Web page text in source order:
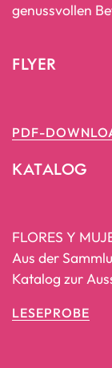
genussvollen
FLYER
PDF-
KATALOG
FLORES Y
Aus der
Katalog zur
LESEPROBE